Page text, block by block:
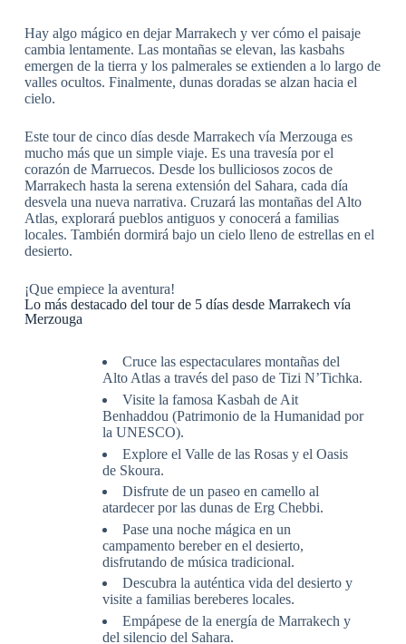
Hay algo mágico en dejar Marrakech y ver cómo el paisaje
cambia lentamente. Las montañas se elevan, las kasbahs
emergen de la tierra y los palmerales se extienden a lo largo de
valles ocultos. Finalmente, dunas doradas se alzan hacia el
cielo.
Este tour de cinco días desde Marrakech vía Merzouga es
mucho más que un simple viaje. Es una travesía por el
corazón de Marruecos. Desde los bulliciosos zocos de
Marrakech hasta la serena extensión del Sahara, cada día
desvela una nueva narrativa. Cruzará las montañas del Alto
Atlas, explorará pueblos antiguos y conocerá a familias
locales. También dormirá bajo un cielo lleno de estrellas en el
desierto.
¡Que empiece la aventura!
Lo más destacado del tour de 5 días desde Marrakech vía
Merzouga
Cruce las espectaculares montañas del
Alto Atlas a través del paso de Tizi N’Tichka.
Visite la famosa Kasbah de Ait
Benhaddou (Patrimonio de la Humanidad por
la UNESCO).
Explore el Valle de las Rosas y el Oasis
de Skoura.
Disfrute de un paseo en camello al
atardecer por las dunas de Erg Chebbi.
Pase una noche mágica en un
campamento bereber en el desierto,
disfrutando de música tradicional.
Descubra la auténtica vida del desierto y
visite a familias bereberes locales.
Empápese de la energía de Marrakech y
del silencio del Sahara.